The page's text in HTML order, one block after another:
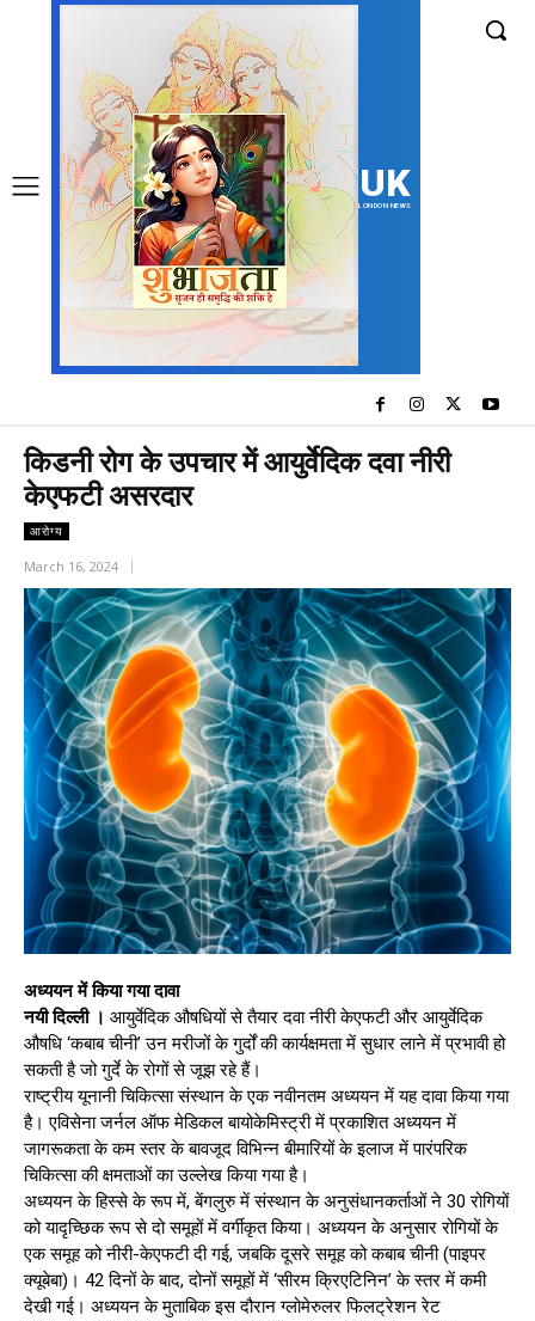
UK
LONDON NEWS
किडनी रोग के उपचार में आयुर्वेदिक दवा नीरी
केएफटी असरदार
आरोग्य
March 16, 2024
अध्ययन में किया गया दावा
नयी दिल्ली । आयुर्वेदिक औषधियों से तैयार दवा नीरी केएफटी और आयुर्वेदिक
औषधि ‘कबाब चीनी’ उन मरीजों के गुर्दों की कार्यक्षमता में सुधार लाने में प्रभावी हो
सकती है जो गुर्दे के रोगों से जूझ रहे हैं।
राष्ट्रीय यूनानी चिकित्सा संस्थान के एक नवीनतम अध्ययन में यह दावा किया गया
है। एविसेना जर्नल ऑफ मेडिकल बायोकेमिस्ट्री में प्रकाशित अध्ययन में
जागरूकता के कम स्तर के बावजूद विभिन्न बीमारियों के इलाज में पारंपरिक
चिकित्सा की क्षमताओं का उल्लेख किया गया है।
अध्ययन के हिस्से के रूप में, बेंगलुरु में संस्थान के अनुसंधानकर्ताओं ने 30 रोगियों
को यादृच्छिक रूप से दो समूहों में वर्गीकृत किया। अध्ययन के अनुसार रोगियों के
एक समूह को नीरी-केएफटी दी गई, जबकि दूसरे समूह को कबाब चीनी (पाइपर
क्यूबेबा)। 42 दिनों के बाद, दोनों समूहों में ‘सीरम क्रिएटिनिन’ के स्तर में कमी
देखी गई। अध्ययन के मुताबिक इस दौरान ग्लोमेरुलर फिलट्रेशन रेट